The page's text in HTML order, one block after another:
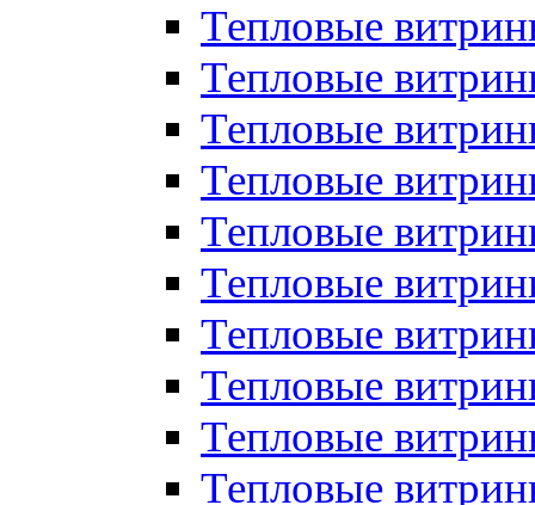
Тепловые
Тепловые
Тепловые
Тепловые
Тепловые
Тепловые
Тепловые
Тепловые
Тепловые
Тепловые